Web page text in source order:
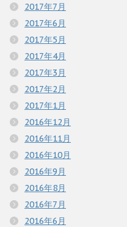
2017年7月
2017年6月
2017年5月
2017年4月
2017年3月
2017年2月
2017年1月
2016年12月
2016年11月
2016年10月
2016年9月
2016年8月
2016年7月
2016年6月